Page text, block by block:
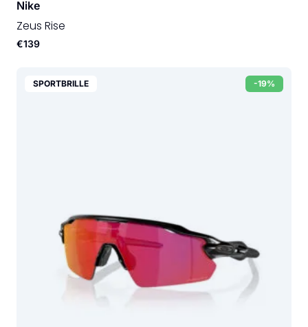
Nike
Zeus Rise
€139
-19%
SPORTBRILLE